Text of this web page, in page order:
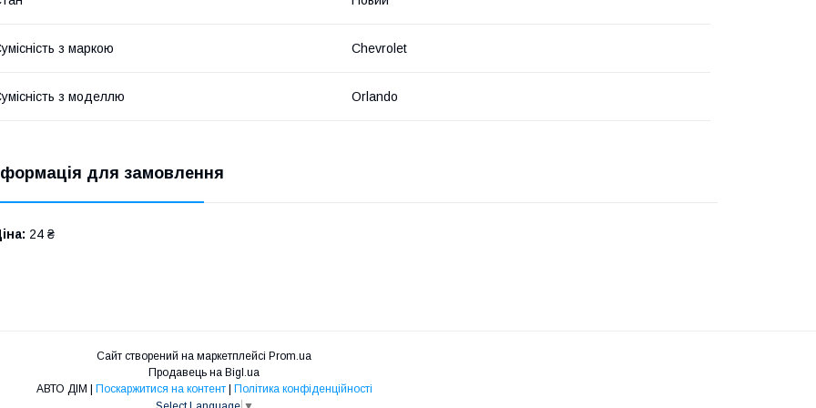
з маркою Chevrolet
з моделлю Orlando
для замовлення
24 ₴
Сайт створений на маркетплейсі Prom.ua
Продавець на Bigl.ua
АВТО ДІМ | Поскаржитися на контент | Політика конфіденційності